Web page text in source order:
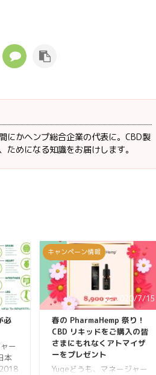
にかヘンプ総合企業の代表に。CBD製
めになる知識をお届けします。
2/20
必
ー
本
キャンペーン情報
2020/7/15
春の PharmaHemp 祭り！
CBD リキッドをご購入の皆
さまにもれなくアトマイザ
ーをプレゼント
Yugeどうも、マネージャー